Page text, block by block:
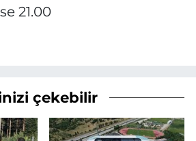
21.00
çekebilir